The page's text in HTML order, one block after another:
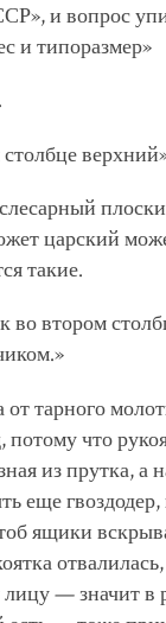
и вопрос
и типоразмер»
царский
такие.
во втором
от тарного
потому что
из прутка, а
еще гвоздодер,
ящики
лицу — значит в